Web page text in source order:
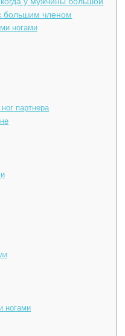
большим членом
ногами
партнера
ногами